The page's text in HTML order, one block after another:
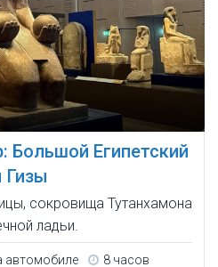
Большой Египетский
Гизы
сокровища Тутанхамона
ладьи.
автомобиле 8 часов